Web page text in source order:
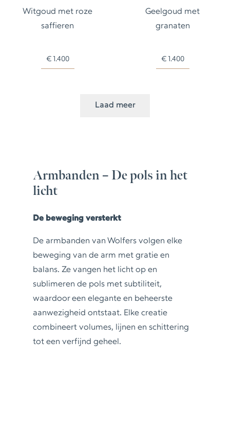
Witgoud met roze
saffieren
€ 1.400
Geelgoud met
granaten
€ 1.400
Laad meer
Armbanden – De pols in het
licht
De beweging versterkt
De armbanden van Wolfers volgen elke
beweging van de arm met gratie en
balans. Ze vangen het licht op en
sublimeren de pols met subtiliteit,
waardoor een elegante en beheerste
aanwezigheid ontstaat. Elke creatie
combineert volumes, lijnen en schittering
tot een verfijnd geheel.